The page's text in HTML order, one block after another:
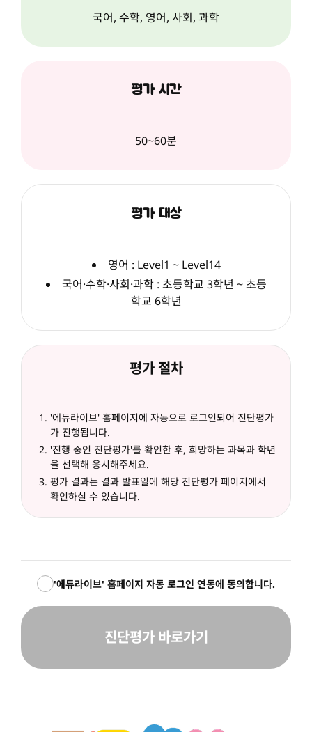
국어, 수학, 영어, 사회, 과학
평가 시간
50~60분
평가 대상
영어 : Level1 ~ Level14
국어·수학·사회·과학 : 초등학교 3학년 ~ 초등
학교 6학년
평가 절차
'에듀라이브' 홈페이지에 자동으로 로그인되어 진단평가
가 진행됩니다.
'진행 중인 진단평가'를 확인한 후, 희망하는 과목과 학년
을 선택해 응시해주세요.
평가 결과는 결과 발표일에 해당 진단평가 페이지에서
확인하실 수 있습니다.
'에듀라이브' 홈페이지 자동 로그인 연동에 동의합니다.
진단평가 바로가기